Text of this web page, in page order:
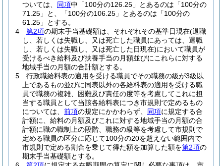
ついては、 同項中「100分の126.25」とあるのは「100分の
71.25」と、「100分の106.25」とあるのは「100分の
61.25」とする。
4
第2項の期末手当基礎額は、それぞれその基準日現在(退職
し、若しくは失職し、又は死亡した職員にあっては、退職
し、若しくは失職し、又は死亡した日現在)において職員が
受けるべき給料及び扶養手当の月額並びにこれらに対する
地域手当の月額の合計額とする。
5
行政職給料表の適用を受ける職員でその職務の級が3級以
上であるもの並びに同表以外の各給料表の適用を受ける職
員で職務の複雑、困難及び責任の度等を考慮してこれに担
当する職員として当該各給料表につき市規則で定めるもの
については、 前項の規定にかかわらず、 同項に規定する合
計額に、給料の月額及びこれに対する地域手当の月額の合
計額に職の職制上の段階、職務の級等を考慮して市規則で
定める職員の区分に応じて100分の20を超えない範囲内で
市規則で定める割合を乗じて得た額を加算した額を第2項の
期末手当基礎額とする。